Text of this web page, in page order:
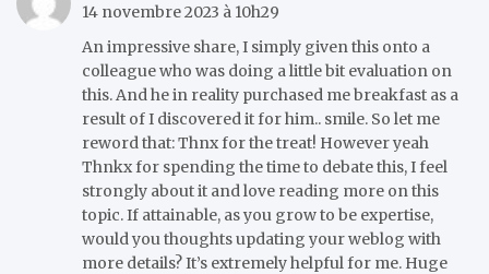
14 novembre 2023 à 10h29
An impressive share, I simply given this onto a
colleague who was doing a little bit evaluation on
this. And he in reality purchased me breakfast as a
result of I discovered it for him.. smile. So let me
reword that: Thnx for the treat! However yeah
Thnkx for spending the time to debate this, I feel
strongly about it and love reading more on this
topic. If attainable, as you grow to be expertise,
would you thoughts updating your weblog with
more details? It’s extremely helpful for me. Huge